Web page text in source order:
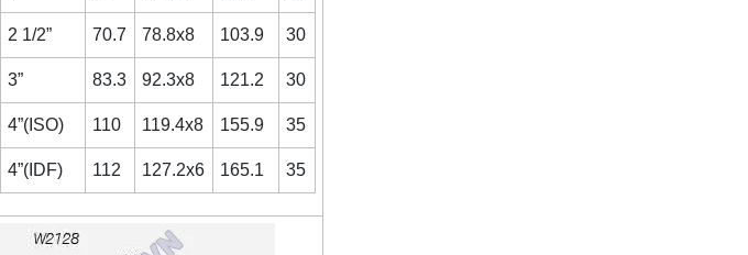
2 1/2” 70.7 78.8x8 103.9 30
3” 83.3 92.3x8 121.2 30
4”(ISO) 110 119.4x8 155.9 35
4”(IDF) 112 127.2x6 165.1 35